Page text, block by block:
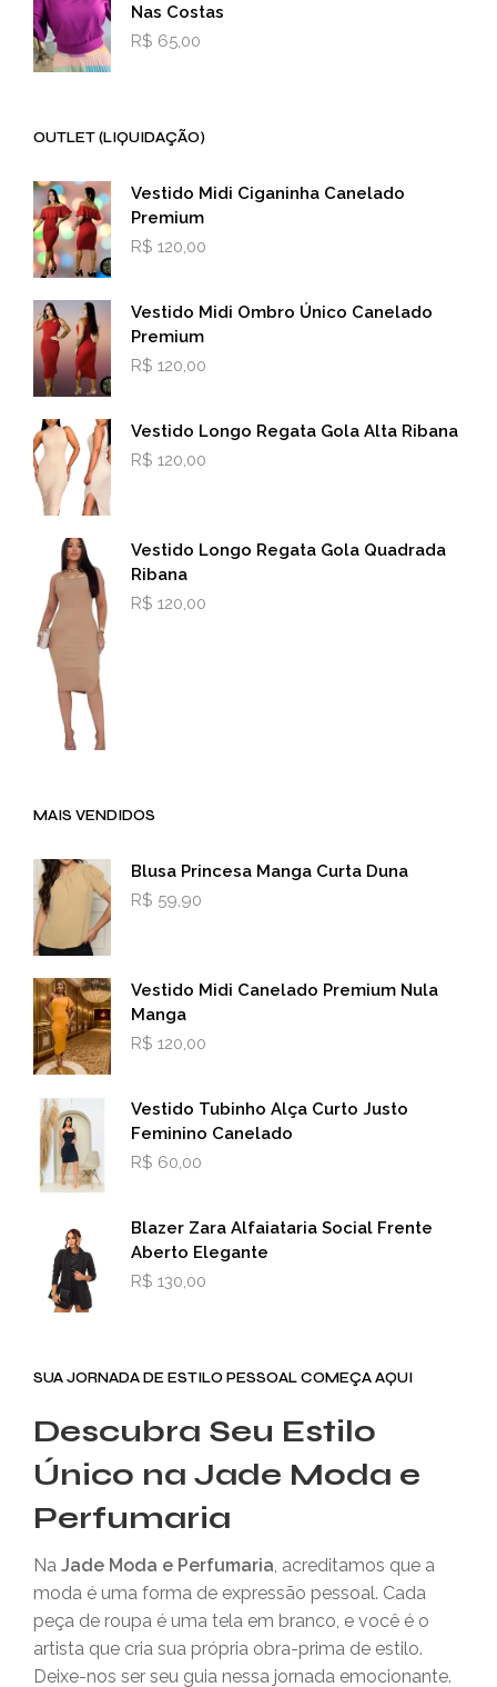
Nas Costas
R$ 65,00
OUTLET (LIQUIDAÇÃO)
Vestido Midi Ciganinha Canelado
Premium
R$ 120,00
Vestido Midi Ombro Único Canelado
Premium
R$ 120,00
Vestido Longo Regata Gola Alta Ribana
R$ 120,00
Vestido Longo Regata Gola Quadrada
Ribana
R$ 120,00
MAIS VENDIDOS
Blusa Princesa Manga Curta Duna
R$ 59,90
Vestido Midi Canelado Premium Nula
Manga
R$ 120,00
Vestido Tubinho Alça Curto Justo
Feminino Canelado
R$ 60,00
Blazer Zara Alfaiataria Social Frente
Aberto Elegante
R$ 130,00
SUA JORNADA DE ESTILO PESSOAL COMEÇA AQUI
Descubra Seu Estilo
Único na Jade Moda e
Perfumaria
Na Jade Moda e Perfumaria, acreditamos que a
moda é uma forma de expressão pessoal. Cada
peça de roupa é uma tela em branco, e você é o
artista que cria sua própria obra-prima de estilo.
Deixe-nos ser seu guia nessa jornada emocionante.